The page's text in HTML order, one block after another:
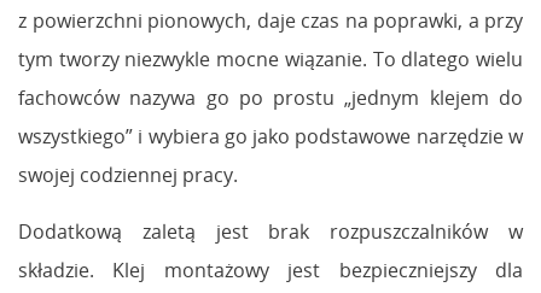
z powierzchni pionowych, daje czas na poprawki, a przy
tym tworzy niezwykle mocne wiązanie. To dlatego wielu
fachowców nazywa go po prostu „jednym klejem do
wszystkiego” i wybiera go jako podstawowe narzędzie w
swojej codziennej pracy.
Dodatkową zaletą jest brak rozpuszczalników w
składzie. Klej montażowy jest bezpieczniejszy dla